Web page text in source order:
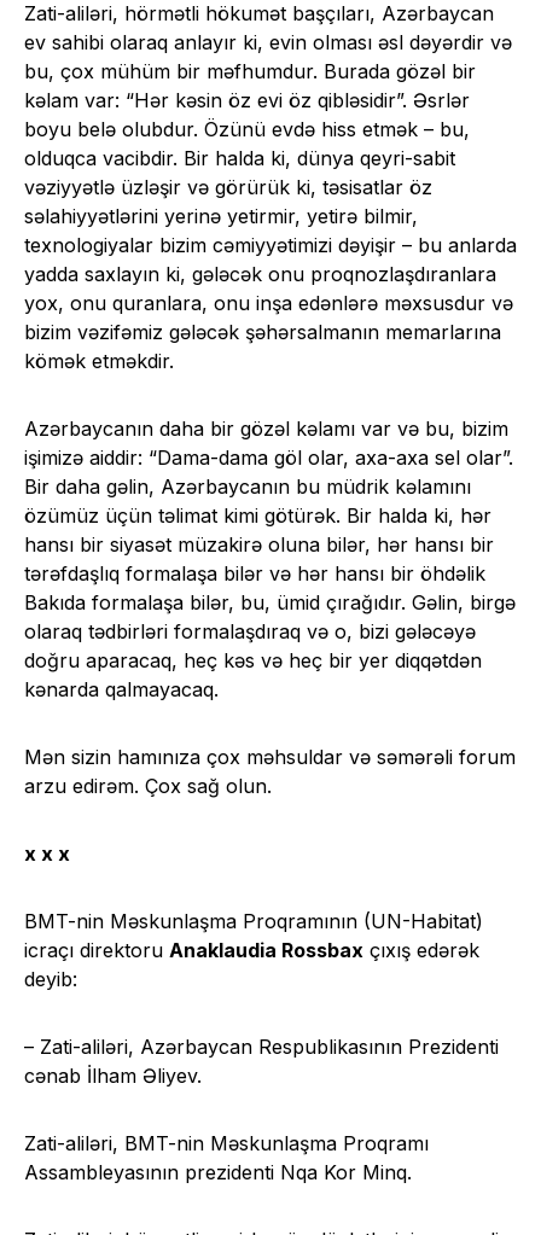
Zati-aliləri, hörmətli hökumət başçıları, Azərbaycan
ev sahibi olaraq anlayır ki, evin olması əsl dəyərdir və
bu, çox mühüm bir məfhumdur. Burada gözəl bir
kəlam var: “Hər kəsin öz evi öz qibləsidir”. Əsrlər
boyu belə olubdur. Özünü evdə hiss etmək – bu,
olduqca vacibdir. Bir halda ki, dünya qeyri-sabit
vəziyyətlə üzləşir və görürük ki, təsisatlar öz
səlahiyyətlərini yerinə yetirmir, yetirə bilmir,
texnologiyalar bizim cəmiyyətimizi dəyişir – bu anlarda
yadda saxlayın ki, gələcək onu proqnozlaşdıranlara
yox, onu quranlara, onu inşa edənlərə məxsusdur və
bizim vəzifəmiz gələcək şəhərsalmanın memarlarına
kömək etməkdir.
Azərbaycanın daha bir gözəl kəlamı var və bu, bizim
işimizə aiddir: “Dama-dama göl olar, axa-axa sel olar”.
Bir daha gəlin, Azərbaycanın bu müdrik kəlamını
özümüz üçün təlimat kimi götürək. Bir halda ki, hər
hansı bir siyasət müzakirə oluna bilər, hər hansı bir
tərəfdaşlıq formalaşa bilər və hər hansı bir öhdəlik
Bakıda formalaşa bilər, bu, ümid çırağıdır. Gəlin, birgə
olaraq tədbirləri formalaşdıraq və o, bizi gələcəyə
doğru aparacaq, heç kəs və heç bir yer diqqətdən
kənarda qalmayacaq.
Mən sizin hamınıza çox məhsuldar və səmərəli forum
arzu edirəm. Çox sağ olun.
x x x
BMT-nin Məskunlaşma Proqramının (UN-Habitat)
icraçı direktoru Anaklaudia Rossbax çıxış edərək
deyib:
– Zati-aliləri, Azərbaycan Respublikasının Prezidenti
cənab İlham Əliyev.
Zati-aliləri, BMT-nin Məskunlaşma Proqramı
Assambleyasının prezidenti Nqa Kor Minq.